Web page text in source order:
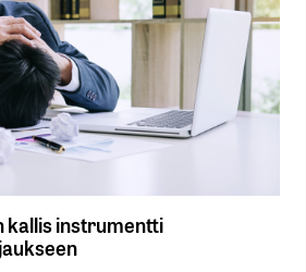
kallis instrumentti